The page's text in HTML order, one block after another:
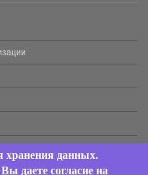
права защищены.
хранения данных.
даете согласие на